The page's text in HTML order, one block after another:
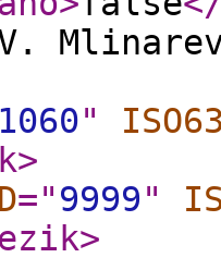
1060"
>
="9999"
>